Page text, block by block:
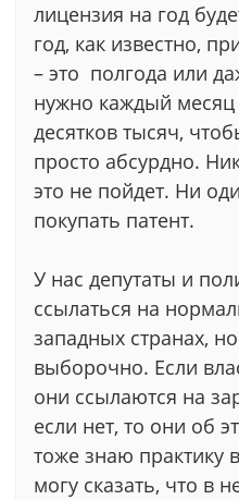
лицензия на год
год, как известно,
– это полгода или
нужно каждый месяц
десятков тысяч,
просто абсурдно.
это не пойдет. Ни
покупать патент.
У нас депутаты и
ссылаться на
западных странах,
выборочно. Если
они ссылаются на
если нет, то они об
тоже знаю практику
могу сказать, что в